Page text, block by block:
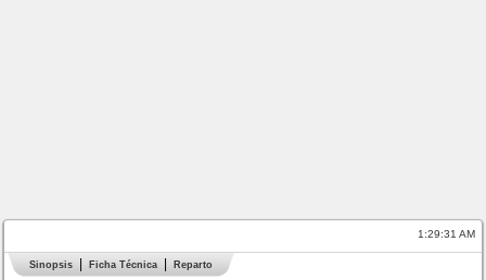
1:29:31 AM
Sinopsis Ficha Técnica Reparto